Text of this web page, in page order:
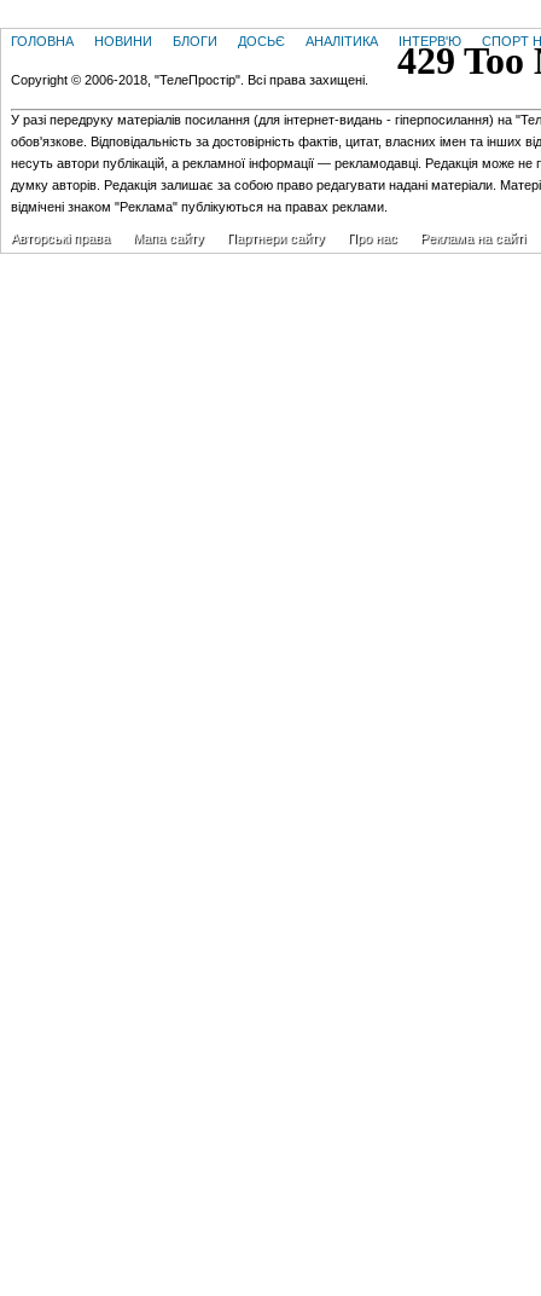
ГОЛОВНА НОВИНИ БЛОГИ ДОСЬЄ АНАЛІТИКА ІНТЕРВ'Ю СПОРТ
Copyright © 2006-2018, "ТелеПростір". Всі права захищені.
У разі передруку матеріалів посилання (для iнтернет-видань - гiперпосилання) на
обов'язкове. Відповідальність за достовірність фактів, цитат, власних імен та інших
несуть автори публікацій, а рекламної інформації — рекламодавці. Редакція може не
думку авторів. Редакція залишає за собою право редагувати надані матеріали.
відмічені знаком "Реклама" публікуються на правах реклами.
Авторські права Мапа сайту Партнери сайту Про нас Реклама на сайті